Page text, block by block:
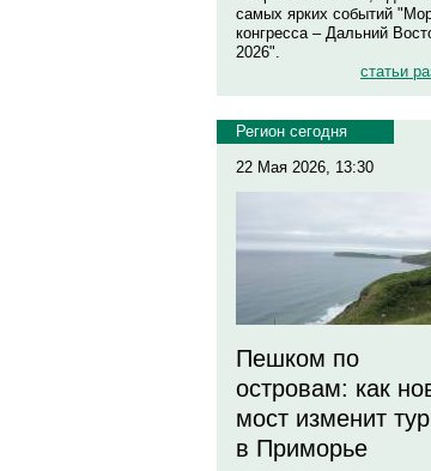
самых ярких событий
конгресса – Дальний
2026".
статьи
Регион сегодня
22 Мая 2026, 13:30
Пешком по
островам: как
мост изменит
в Приморье